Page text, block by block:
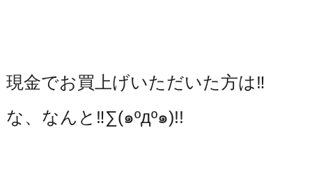
⁡現金でお買上げいただいた方は‼️
な、なんと‼️∑(๑ºдº๑)!!